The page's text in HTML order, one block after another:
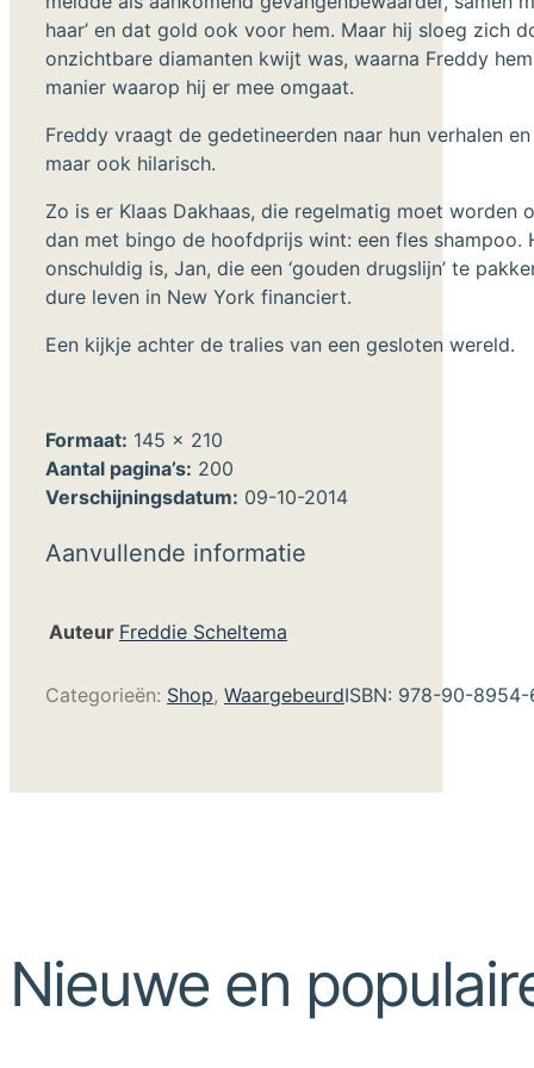
haar’ en dat gold ook voor hem. Maar hij sloeg zich
onzichtbare diamanten kwijt was, waarna Freddy
manier waarop hij er mee omgaat.
Freddy vraagt de gedetineerden naar hun verhalen
maar ook hilarisch.
Zo is er Klaas Dakhaas, die regelmatig moet
dan met bingo de hoofdprijs wint: een fles
onschuldig is, Jan, die een ‘gouden drugslijn’ te
dure leven in New York financiert.
Een kijkje achter de tralies van een gesloten wereld.
Formaat: 145 x 210
Aantal pagina’s: 200
Verschijningsdatum: 09-10-2014
Aanvullende informatie
Auteur Freddie Scheltema
Categorieën: Shop, WaargebeurdISBN: 978-90-8954-
Nieuwe en